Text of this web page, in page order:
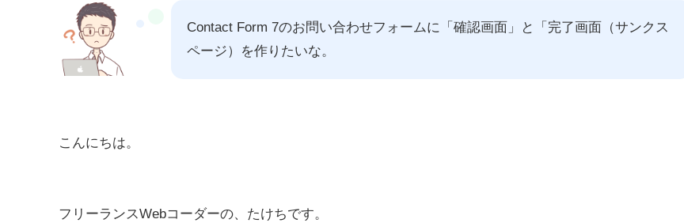
Contact Form 7のお問い合わせフォームに「確認画面」と「完了画面（サンクス
ページ）を作りたいな。
こんにちは。
フリーランスWebコーダーの、たけちです。